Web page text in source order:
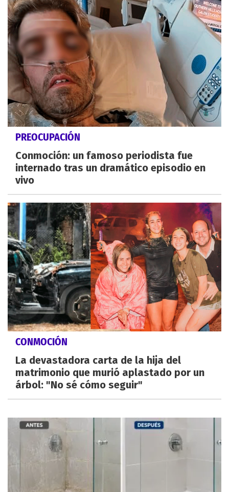
PREOCUPACIÓN
Conmoción: un famoso periodista fue
internado tras un dramático episodio en
vivo
CONMOCIÓN
La devastadora carta de la hija del
matrimonio que murió aplastado por un
árbol: "No sé cómo seguir"